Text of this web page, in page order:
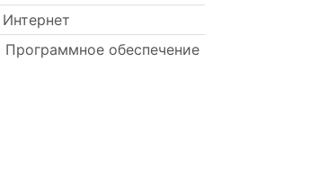
Интернет
Программное обеспечение